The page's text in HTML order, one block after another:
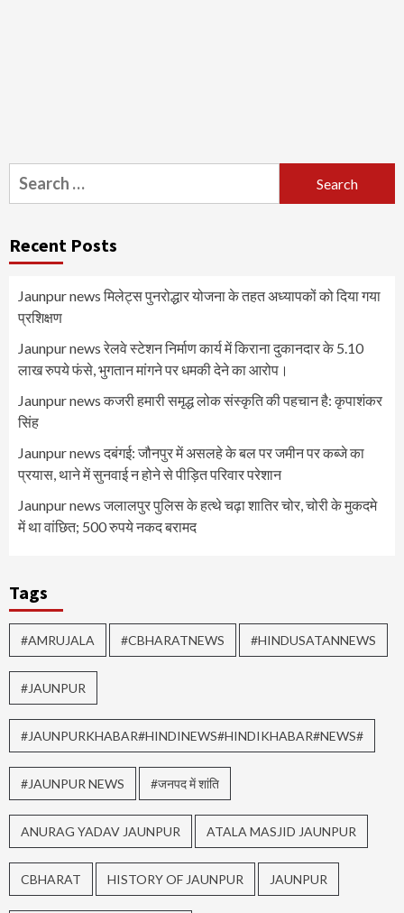
Search
for:
Recent Posts
Jaunpur news मिलेट्स पुनरोद्धार योजना के तहत अध्यापकों को दिया गया
प्रशिक्षण
Jaunpur news रेलवे स्टेशन निर्माण कार्य में किराना दुकानदार के 5.10
लाख रुपये फंसे, भुगतान मांगने पर धमकी देने का आरोप।
Jaunpur news कजरी हमारी समृद्ध लोक संस्कृति की पहचान है: कृपाशंकर
सिंह
Jaunpur news दबंगई: जौनपुर में असलहे के बल पर जमीन पर कब्जे का
प्रयास, थाने में सुनवाई न होने से पीड़ित परिवार परेशान
Jaunpur news जलालपुर पुलिस के हत्थे चढ़ा शातिर चोर, चोरी के मुकदमे
में था वांछित; 500 रुपये नकद बरामद
Tags
#AMRUJALA #CBHARATNEWS #HINDUSATANNEWS
#JAUNPUR
#JAUNPURKHABAR#HINDINEWS#HINDIKHABAR#NEWS#
#JAUNPUR NEWS #जनपद में शांति
ANURAG YADAV JAUNPUR ATALA MASJID JAUNPUR
CBHARAT HISTORY OF JAUNPUR JAUNPUR